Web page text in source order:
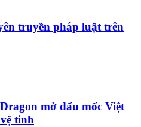
truyền pháp luật trên
mở dấu mốc Việt
tinh